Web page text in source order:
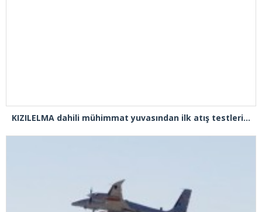
KIZILELMA dahili mühimmat yuvasından ilk atış testlerini başarıyla tamamladı